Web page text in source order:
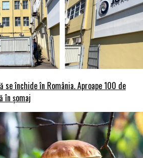
se închide în România. Aproape 100 de
în șomaj